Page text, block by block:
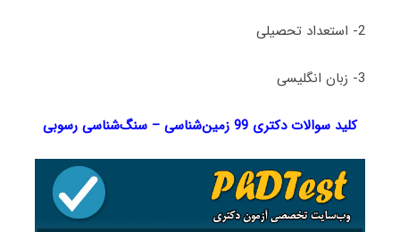
2- استعداد تحصیلی
3- زبان انگلیسی
کلید سوالات دکتری 99 زمین‌شناسی – سنگ‌شناسی رسوبی